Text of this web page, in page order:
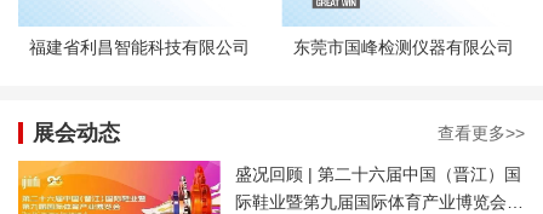
福建省利昌智能科技有限公司 东莞市国峰检测仪器有限公司
展会动态 查看更多>>
盛况回顾 | 第二十六届中国（晋江）国
际鞋业暨第九届国际体育产业博览会圆